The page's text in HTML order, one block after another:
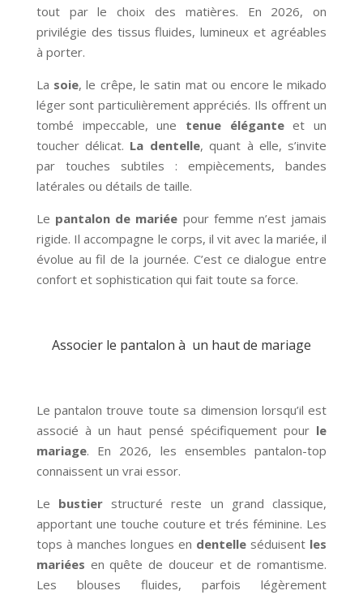
tout par le choix des matières. En 2026, on
privilégie des tissus fluides, lumineux et agréables
à porter.
La soie, le crêpe, le satin mat ou encore le mikado
léger sont particulièrement appréciés. Ils offrent un
tombé impeccable, une tenue éléganteet un
toucher délicat. La dentelle, quant à elle, s’invite
par touches subtiles : empiècements, bandes
latérales ou détails de taille.
Le pantalon de mariée pour femme n’est jamais
rigide. Il accompagne le corps, il vit avec la mariée, il
évolue au fil de la journée. C’est ce dialogue entre
confort et sophistication qui fait toute sa force.
Associer le pantalon à un haut de mariage
Le pantalon trouve toute sa dimension lorsqu’il est
associé à un haut pensé spécifiquement pour le
mariage. En 2026, les ensembles pantalon-top
connaissent un vrai essor.
Le bustier structuré reste un grand classique,
apportant une touche couture et trés féminine. Les
tops à manches longues en dentelle séduisent les
mariées en quête de douceur et de romantisme.
Les blouses fluides, parfois légèrement